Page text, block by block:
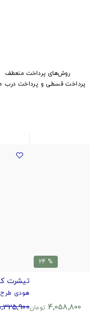
روش‌های پرداخت منعطف
پرداخت قسطی و پرداخت درب
% 24
4,058,800 تومان
تیشرت
هودی طرح